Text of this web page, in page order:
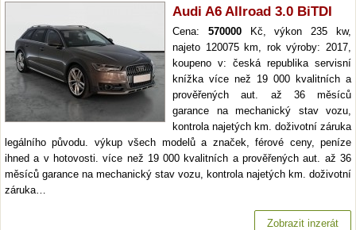
Audi A6 Allroad 3.0 BiTDI
Cena: 570000Kč, výkon 235 kw,
najeto 120075 km, rok výroby: 2017,
koupeno v: česká republika servisní
knížka více než 19 000 kvalitních a
prověřených aut. až 36 měsíců
garance na mechanický stav vozu,
kontrola najetých km. doživotní záruka
legálního původu. výkup všech modelů a značek, férové ceny, peníze
ihned a v hotovosti. více než 19 000 kvalitních a prověřených aut. až 36
měsíců garance na mechanický stav vozu, kontrola najetých km. doživotní
záruka…
Zobrazit inzerát